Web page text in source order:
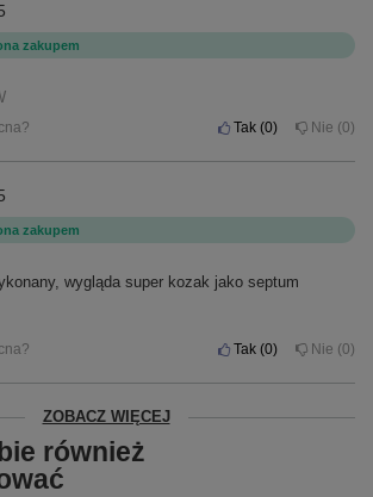
zakupem
Tak 0 Nie 0
zakupem
wygląda super kozak jako septum
Tak 0 Nie 0
ZOBACZ WIĘCEJ
również